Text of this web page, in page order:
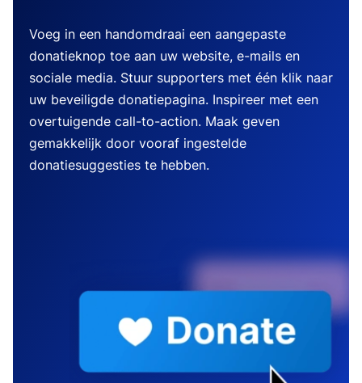
Voeg in een handomdraai een aangepaste
donatieknop toe aan uw website, e-mails en
sociale media. Stuur supporters met één klik naar
uw beveiligde donatiepagina. Inspireer met een
overtuigende call-to-action. Maak geven
gemakkelijk door vooraf ingestelde
donatiesuggesties te hebben.